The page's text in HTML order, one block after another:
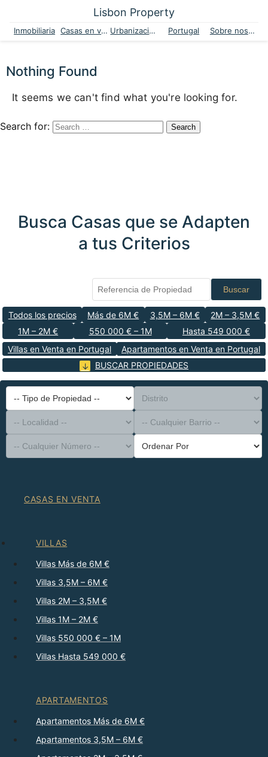
Lisbon Property
Inmobiliaria Casas en venta Urbanizaciones Portugal Sobre nosotros
Nothing Found
It seems we can't find what you're looking for.
Search for:
Busca Casas que se Adapten
a tus Criterios
Buscar
Todos los precios Más de 6M € 3,5M – 6M €
2M – 3,5M €
1M – 2M €
550 000 € – 1M
Hasta 549 000 €
Villas en Venta en Portugal
Apartamentos en Venta en Portugal
BUSCAR PROPIEDADES
-- Tipo de Propiedad --
Distrito
-- Localidad --
-- Cualquier Barrio --
-- Cualquier Número --
Ordenar Por
CASAS EN VENTA
VILLAS
Villas Más de 6M €
Villas 3,5M – 6M €
Villas 2M – 3,5M €
Villas 1M – 2M €
Villas 550 000 € – 1M
Villas Hasta 549 000 €
APARTAMENTOS
Apartamentos Más de 6M €
Apartamentos 3,5M – 6M €